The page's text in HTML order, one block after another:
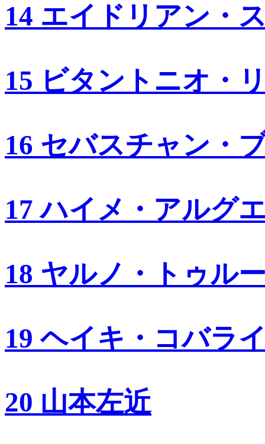
14 エイドリアン・
15 ビタントニオ・
16 セバスチャン・
17 ハイメ・アルグ
18 ヤルノ・トゥル
19 ヘイキ・コバラ
20 山本左近